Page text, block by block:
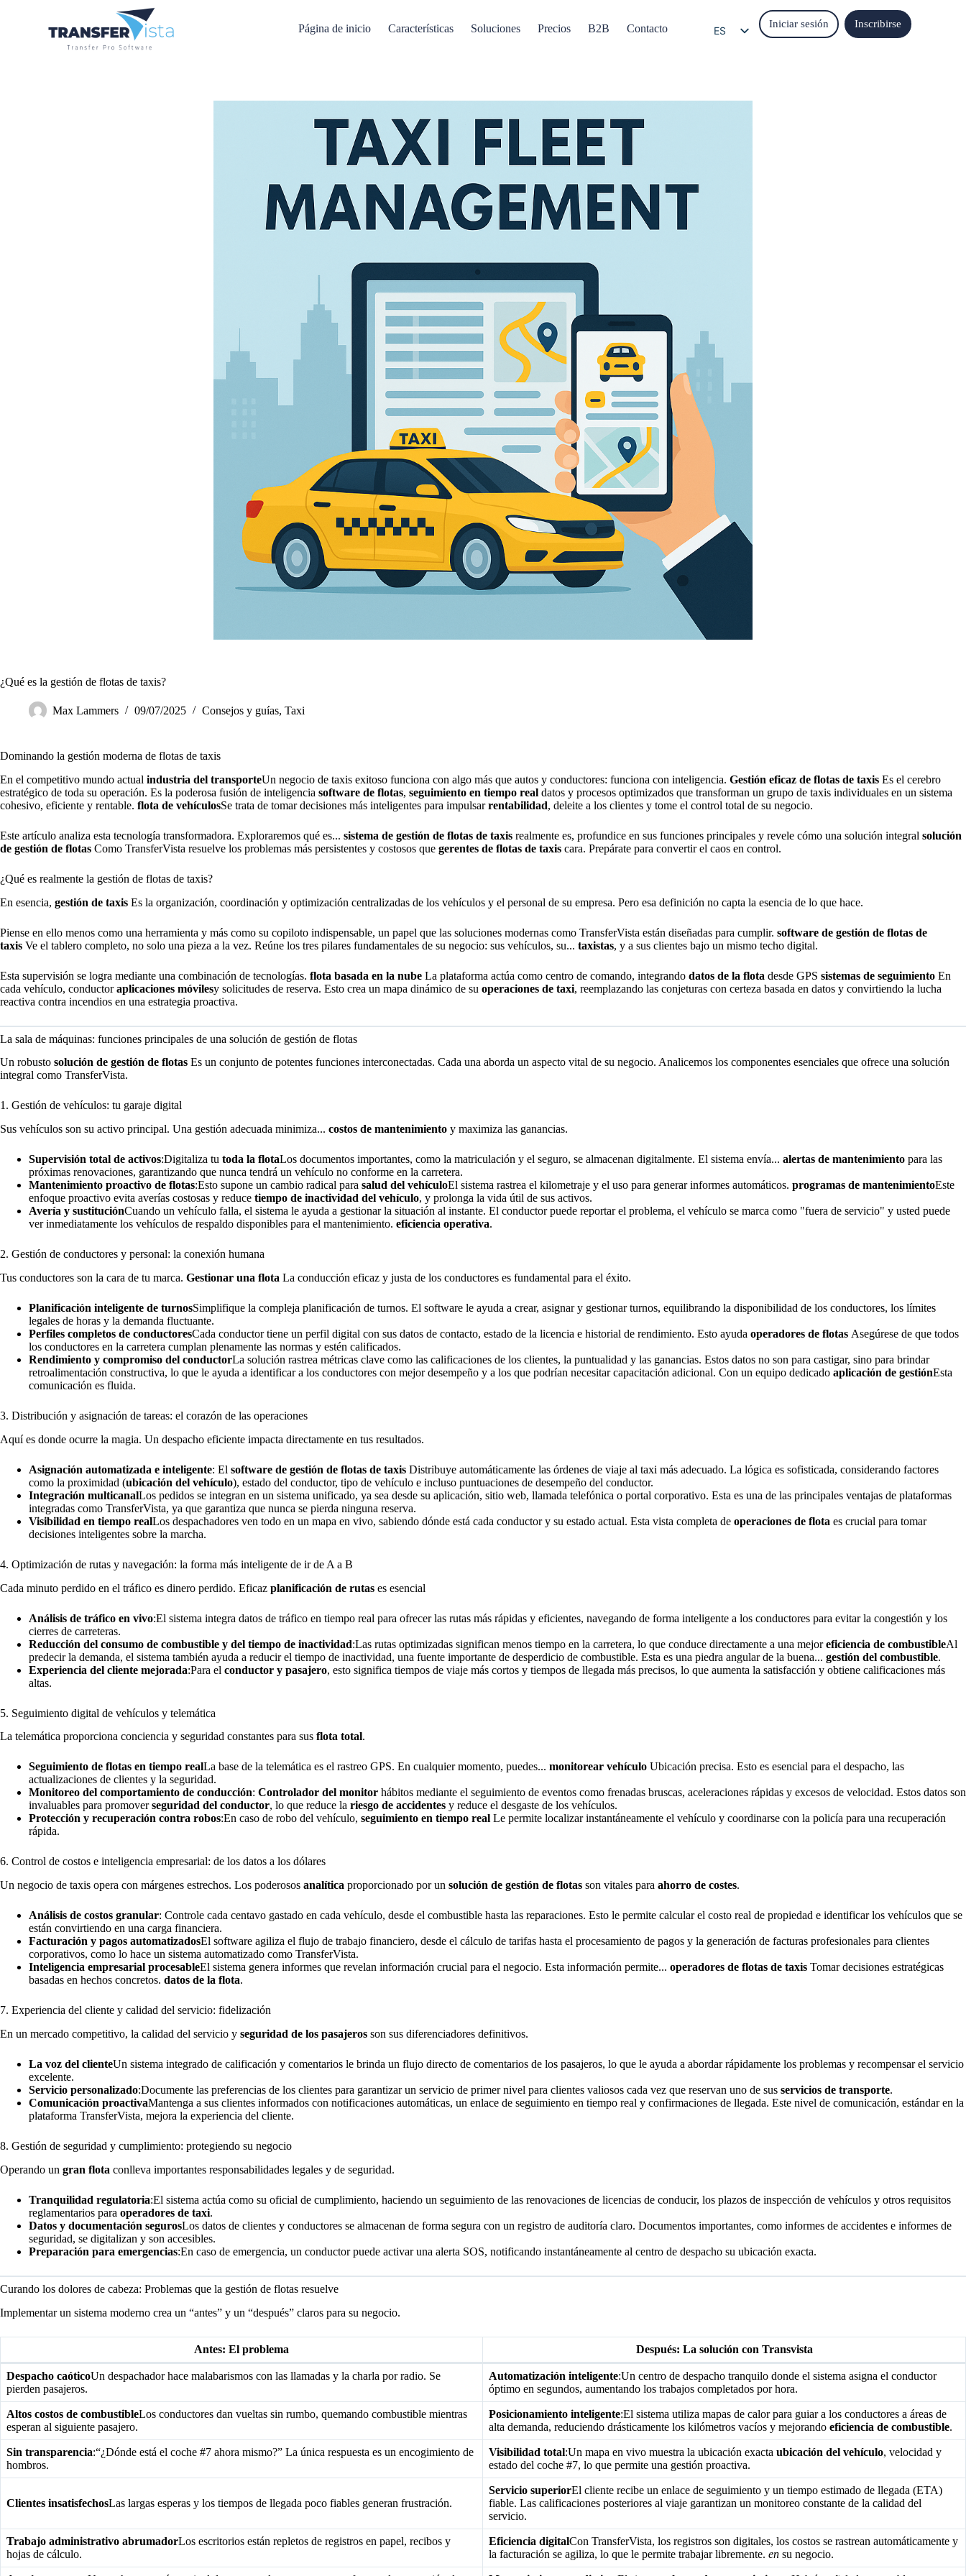
Página de inicio Características Soluciones Precios B2B Contacto ES
IT
Iniciar sesión Inscribirse
¿Qué es la gestión de flotas de taxis?
Max Lammers 09/07/2025 Consejos y guías, Taxi
Dominando la gestión moderna de flotas de taxis
En el competitivo mundo actual industria del transporteUn negocio de taxis exitoso funciona con algo más que autos y conductores: funciona con inteligencia. Gestión eficaz de flotas de taxis Es el cerebro
estratégico de toda su operación. Es la poderosa fusión de inteligencia software de flotas, seguimiento en tiempo real datos y procesos optimizados que transforman un grupo de taxis individuales en un sistema
cohesivo, eficiente y rentable. flota de vehículosSe trata de tomar decisiones más inteligentes para impulsarrentabilidad, deleite a los clientes y tome el control total de su negocio.
Este artículo analiza esta tecnología transformadora. Exploraremos qué es... sistema de gestión de flotas de taxis realmente es, profundice en sus funciones principales y revele cómo una solución integral solución
de gestión de flotas Como TransferVista resuelve los problemas más persistentes y costosos que gerentes de flotas de taxis cara. Prepárate para convertir el caos en control.
¿Qué es realmente la gestión de flotas de taxis?
En esencia, gestión de taxis Es la organización, coordinación y optimización centralizadas de los vehículos y el personal de su empresa. Pero esa definición no capta la esencia de lo que hace.
Piense en ello menos como una herramienta y más como su copiloto indispensable, un papel que las soluciones modernas como TransferVista están diseñadas para cumplir. software de gestión de flotas de
taxis Ve el tablero completo, no solo una pieza a la vez. Reúne los tres pilares fundamentales de su negocio: sus vehículos, su... taxistas, y a sus clientes bajo un mismo techo digital.
Esta supervisión se logra mediante una combinación de tecnologías. flota basada en la nube La plataforma actúa como centro de comando, integrando datos de la flota desde GPS sistemas de seguimiento En
cada vehículo, conductoraplicaciones móvilesy solicitudes de reserva. Esto crea un mapa dinámico de su operaciones de taxi, reemplazando las conjeturas con certeza basada en datos y convirtiendo la lucha
reactiva contra incendios en una estrategia proactiva.
La sala de máquinas: funciones principales de una solución de gestión de flotas
Un robusto solución de gestión de flotas Es un conjunto de potentes funciones interconectadas. Cada una aborda un aspecto vital de su negocio. Analicemos los componentes esenciales que ofrece una solución
integral como TransferVista.
1. Gestión de vehículos: tu garaje digital
Sus vehículos son su activo principal. Una gestión adecuada minimiza... costos de mantenimiento y maximiza las ganancias.
Supervisión total de activos:Digitaliza tu toda la flotaLos documentos importantes, como la matriculación y el seguro, se almacenan digitalmente. El sistema envía... alertas de mantenimiento para las
próximas renovaciones, garantizando que nunca tendrá un vehículo no conforme en la carretera.
Mantenimiento proactivo de flotas:Esto supone un cambio radical para salud del vehículoEl sistema rastrea el kilometraje y el uso para generar informes automáticos. programas de mantenimientoEste
enfoque proactivo evita averías costosas y reduce tiempo de inactividad del vehículo, y prolonga la vida útil de sus activos.
Avería y sustituciónCuando un vehículo falla, el sistema le ayuda a gestionar la situación al instante. El conductor puede reportar el problema, el vehículo se marca como "fuera de servicio" y usted puede
ver inmediatamente los vehículos de respaldo disponibles para el mantenimiento. eficiencia operativa.
2. Gestión de conductores y personal: la conexión humana
Tus conductores son la cara de tu marca. Gestionar una flota La conducción eficaz y justa de los conductores es fundamental para el éxito.
Planificación inteligente de turnosSimplifique la compleja planificación de turnos. El software le ayuda a crear, asignar y gestionar turnos, equilibrando la disponibilidad de los conductores, los límites
legales de horas y la demanda fluctuante.
Perfiles completos de conductoresCada conductor tiene un perfil digital con sus datos de contacto, estado de la licencia e historial de rendimiento. Esto ayuda operadores de flotas Asegúrese de que todos
los conductores en la carretera cumplan plenamente las normas y estén calificados.
Rendimiento y compromiso del conductorLa solución rastrea métricas clave como las calificaciones de los clientes, la puntualidad y las ganancias. Estos datos no son para castigar, sino para brindar
retroalimentación constructiva, lo que le ayuda a identificar a los conductores con mejor desempeño y a los que podrían necesitar capacitación adicional. Con un equipo dedicado aplicación de gestiónEsta
comunicación es fluida.
3. Distribución y asignación de tareas: el corazón de las operaciones
Aquí es donde ocurre la magia. Un despacho eficiente impacta directamente en tus resultados.
Asignación automatizada e inteligente: El software de gestión de flotas de taxis Distribuye automáticamente las órdenes de viaje al taxi más adecuado. La lógica es sofisticada, considerando factores
como la proximidad (ubicación del vehículo), estado del conductor, tipo de vehículo e incluso puntuaciones de desempeño del conductor.
Integración multicanalLos pedidos se integran en un sistema unificado, ya sea desde su aplicación, sitio web, llamada telefónica o portal corporativo. Esta es una de las principales ventajas de plataformas
integradas como TransferVista, ya que garantiza que nunca se pierda ninguna reserva.
Visibilidad en tiempo realLos despachadores ven todo en un mapa en vivo, sabiendo dónde está cada conductor y su estado actual. Esta vista completa de operaciones de flota es crucial para tomar
decisiones inteligentes sobre la marcha.
4. Optimización de rutas y navegación: la forma más inteligente de ir de A a B
Cada minuto perdido en el tráfico es dinero perdido. Eficaz planificación de rutas es esencial
Análisis de tráfico en vivo:El sistema integra datos de tráfico en tiempo real para ofrecer las rutas más rápidas y eficientes, navegando de forma inteligente a los conductores para evitar la congestión y los
cierres de carreteras.
Reducción del consumo de combustible y del tiempo de inactividad:Las rutas optimizadas significan menos tiempo en la carretera, lo que conduce directamente a una mejoreficiencia de combustibleAl
predecir la demanda, el sistema también ayuda a reducir el tiempo de inactividad, una fuente importante de desperdicio de combustible. Esta es una piedra angular de la buena... gestión del combustible.
Experiencia del cliente mejorada:Para el conductor y pasajero, esto significa tiempos de viaje más cortos y tiempos de llegada más precisos, lo que aumenta la satisfacción y obtiene calificaciones más
altas.
5. Seguimiento digital de vehículos y telemática
La telemática proporciona conciencia y seguridad constantes para sus flota total.
Seguimiento de flotas en tiempo realLa base de la telemática es el rastreo GPS. En cualquier momento, puedes... monitorear vehículo Ubicación precisa. Esto es esencial para el despacho, las
actualizaciones de clientes y la seguridad.
Monitoreo del comportamiento de conducción: Controlador del monitor hábitos mediante el seguimiento de eventos como frenadas bruscas, aceleraciones rápidas y excesos de velocidad. Estos datos son
invaluables para promoverseguridad del conductor, lo que reduce la riesgo de accidentes y reduce el desgaste de los vehículos.
Protección y recuperación contra robos:En caso de robo del vehículo, seguimiento en tiempo real Le permite localizar instantáneamente el vehículo y coordinarse con la policía para una recuperación
rápida.
6. Control de costos e inteligencia empresarial: de los datos a los dólares
Un negocio de taxis opera con márgenes estrechos. Los poderosos analítica proporcionado por un solución de gestión de flotas son vitales para ahorro de costes.
Análisis de costos granular: Controle cada centavo gastado en cada vehículo, desde el combustible hasta las reparaciones. Esto le permite calcular el costo real de propiedad e identificar los vehículos que se
están convirtiendo en una carga financiera.
Facturación y pagos automatizadosEl software agiliza el flujo de trabajo financiero, desde el cálculo de tarifas hasta el procesamiento de pagos y la generación de facturas profesionales para clientes
corporativos, como lo hace un sistema automatizado como TransferVista.
Inteligencia empresarial procesableEl sistema genera informes que revelan información crucial para el negocio. Esta información permite... operadores de flotas de taxis Tomar decisiones estratégicas
basadas en hechos concretos. datos de la flota.
7. Experiencia del cliente y calidad del servicio: fidelización
En un mercado competitivo, la calidad del servicio y seguridad de los pasajeros son sus diferenciadores definitivos.
La voz del clienteUn sistema integrado de calificación y comentarios le brinda un flujo directo de comentarios de los pasajeros, lo que le ayuda a abordar rápidamente los problemas y recompensar el servicio
excelente.
Servicio personalizado:Documente las preferencias de los clientes para garantizar un servicio de primer nivel para clientes valiosos cada vez que reservan uno de sus servicios de transporte.
Comunicación proactivaMantenga a sus clientes informados con notificaciones automáticas, un enlace de seguimiento en tiempo real y confirmaciones de llegada. Este nivel de comunicación, estándar en la
plataforma TransferVista, mejora la experiencia del cliente.
8. Gestión de seguridad y cumplimiento: protegiendo su negocio
Operando un gran flota conlleva importantes responsabilidades legales y de seguridad.
Tranquilidad regulatoria:El sistema actúa como su oficial de cumplimiento, haciendo un seguimiento de las renovaciones de licencias de conducir, los plazos de inspección de vehículos y otros requisitos
reglamentarios para operadores de taxi.
Datos y documentación segurosLos datos de clientes y conductores se almacenan de forma segura con un registro de auditoría claro. Documentos importantes, como informes de accidentes e informes de
seguridad, se digitalizan y son accesibles.
Preparación para emergencias:En caso de emergencia, un conductor puede activar una alerta SOS, notificando instantáneamente al centro de despacho su ubicación exacta.
Curando los dolores de cabeza: Problemas que la gestión de flotas resuelve
Implementar un sistema moderno crea un “antes” y un “después” claros para su negocio.
Antes: El problema Después: La solución con Transvista
Despacho caóticoUn despachador hace malabarismos con las llamadas y la charla por radio. Se
pierden pasajeros.
Automatización inteligente:Un centro de despacho tranquilo donde el sistema asigna el conductor
óptimo en segundos, aumentando los trabajos completados por hora.
Altos costos de combustibleLos conductores dan vueltas sin rumbo, quemando combustible mientras
esperan al siguiente pasajero.
Posicionamiento inteligente:El sistema utiliza mapas de calor para guiar a los conductores a áreas de
alta demanda, reduciendo drásticamente los kilómetros vacíos y mejorando eficiencia de combustible.
Sin transparencia:“¿Dónde está el coche #7 ahora mismo?” La única respuesta es un encogimiento de
hombros.
Visibilidad total:Un mapa en vivo muestra la ubicación exacta ubicación del vehículo, velocidad y
estado del coche #7, lo que permite una gestión proactiva.
Clientes insatisfechosLas largas esperas y los tiempos de llegada poco fiables generan frustración.
Servicio superiorEl cliente recibe un enlace de seguimiento y un tiempo estimado de llegada (ETA)
fiable. Las calificaciones posteriores al viaje garantizan un monitoreo constante de la calidad del
servicio.
Trabajo administrativo abrumadorLos escritorios están repletos de registros en papel, recibos y
hojas de cálculo.
Eficiencia digitalCon TransferVista, los registros son digitales, los costos se rastrean automáticamente y
la facturación se agiliza, lo que le permite trabajar libremente. en su negocio.